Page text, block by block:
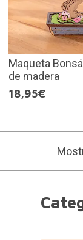
Maqueta
de madera
18,95€